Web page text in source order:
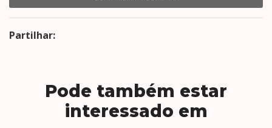
Partilhar:
Pode também estar
interessado em